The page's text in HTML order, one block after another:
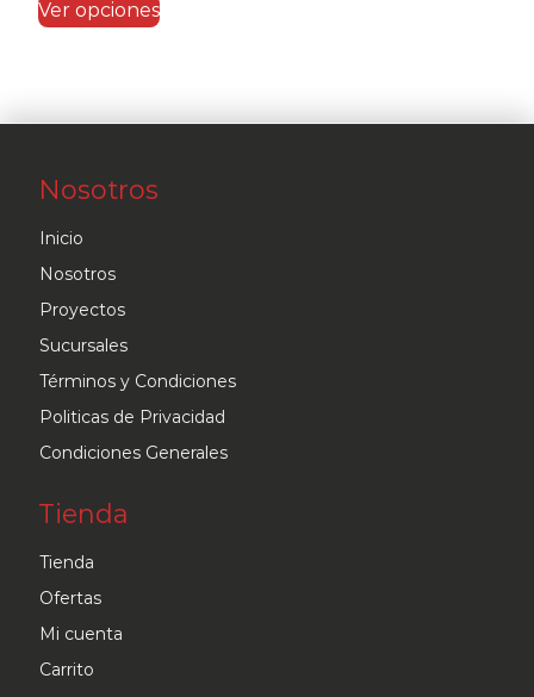
Ver opciones
variantes.
página
de
producto
Nosotros
Inicio
Nosotros
Proyectos
Sucursales
Términos y Condiciones
Politicas de Privacidad
Condiciones Generales
Tienda
Tienda
Ofertas
Mi cuenta
Carrito